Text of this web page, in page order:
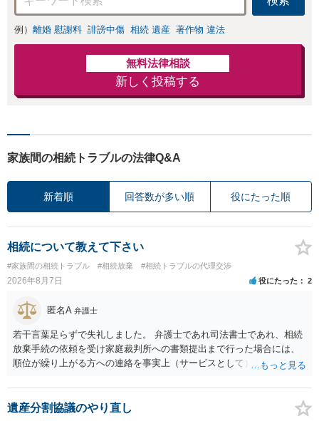
例） 離婚 慰謝料 誹謗中傷 相続 遺産 著作物 違法
無料法律相談
新しく投稿する
家族間の相続トラブルの法律Q&A
新着順 回答数が多い順 役にたった順
相続について教えて下さい
#家族間の相続トラブル #相続放棄 #相続トラブルの代理交渉
2026年8月7日 役にたった 2
匿名A 弁護士
若干言葉足らずで失礼しました。 弁護士であれ司法書士であれ、相続
放棄手続の依頼を受け家庭裁判所への書類提出まで行った場合には、
順位が繰り上がる方への連絡を事実上（サービスとして）行うことは
できない、という意味でした。
遺産分割協議のやり直し